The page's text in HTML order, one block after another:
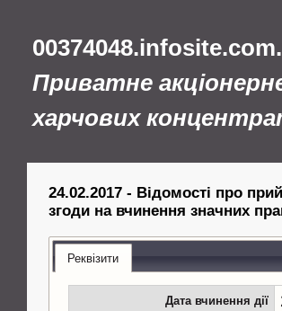
Приватне
харчових
24.02.2017 - Відомості про
згоди на вчинення значних
Реквізити
Дата вчинення дії